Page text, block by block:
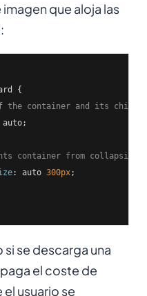
que aloja las
{
the container and its
container from collapsing
: auto 300px;
se descarga una
el coste de
usuario se